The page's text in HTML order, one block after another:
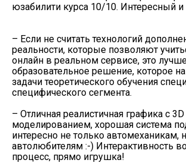
юзабилити курса 10/10. Интересный
– Если не считать технологий
реальности, которые позволяют
онлайн в реальном сервисе, это
образовательное решение, которое
задачи теоретического обучения
специфического сегмента.
– Отличная реалистичная графика с 3D
моделированием, хорошая система
интересно не только автомеханикам,
автолюбителям :-) Интерактивность
процесс, прямо игрушка!